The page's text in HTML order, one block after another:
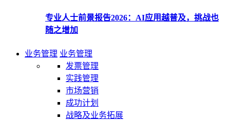
专业人士前景报告2026：AI应用越普及，挑战也
随之增加
业务管理 业务管理
发票管理
实践管理
市场营销
成功计划
战略及业务拓展